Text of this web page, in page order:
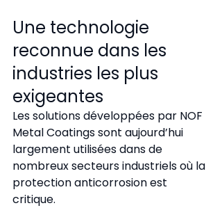
Une technologie
reconnue dans les
industries les plus
exigeantes
Les solutions développées par NOF
Metal Coatings sont aujourd’hui
largement utilisées dans de
nombreux secteurs industriels où la
protection anticorrosion est
critique.